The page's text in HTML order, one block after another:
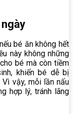
bé ăn không hết
này không những
bé mà còn tiềm
khiến bé dễ bị
Vì vậy, mỗi lần nấu
hợp lý, tránh lãng